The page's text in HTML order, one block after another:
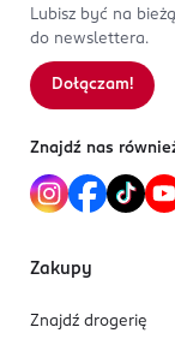
Lubisz być na
do newslettera.
Dołączam!
Znajdź nas
Zakupy
Znajdź drogerię